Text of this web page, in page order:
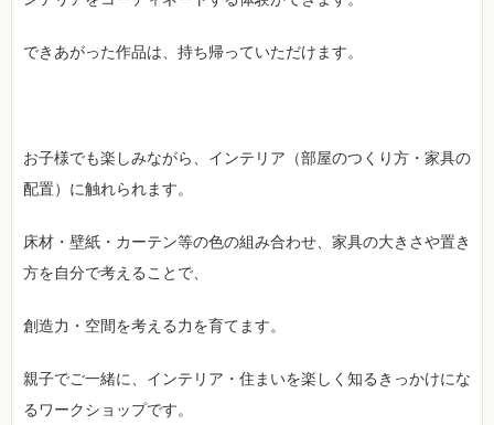
できあがった作品は、持ち帰っていただけます。
お子様でも楽しみながら、インテリア（部屋のつくり方・家具の
配置）に触れられます。
床材・壁紙・カーテン等の色の組み合わせ、家具の大きさや置き
方を自分で考えることで、
創造力・空間を考える力を育てます。
親子でご一緒に、インテリア・住まいを楽しく知るきっかけにな
るワークショップです。